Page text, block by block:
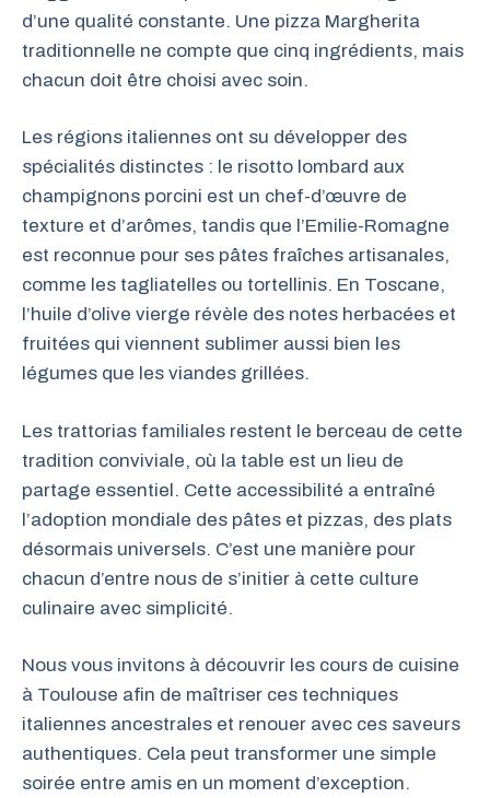
d’une qualité constante. Une pizza Margherita
traditionnelle ne compte que cinq ingrédients, mais
chacun doit être choisi avec soin.
Les régions italiennes ont su développer des
spécialités distinctes : le risotto lombard aux
champignons porcini est un chef-d’œuvre de
texture et d’arômes, tandis que l’Emilie-Romagne
est reconnue pour ses pâtes fraîches artisanales,
comme les tagliatelles ou tortellinis. En Toscane,
l’huile d’olive vierge révèle des notes herbacées et
fruitées qui viennent sublimer aussi bien les
légumes que les viandes grillées.
Les trattorias familiales restent le berceau de cette
tradition conviviale, où la table est un lieu de
partage essentiel. Cette accessibilité a entraîné
l’adoption mondiale des pâtes et pizzas, des plats
désormais universels. C’est une manière pour
chacun d’entre nous de s’initier à cette culture
culinaire avec simplicité.
Nous vous invitons à découvrir les cours de cuisine
à Toulouse afin de maîtriser ces techniques
italiennes ancestrales et renouer avec ces saveurs
authentiques. Cela peut transformer une simple
soirée entre amis en un moment d’exception.